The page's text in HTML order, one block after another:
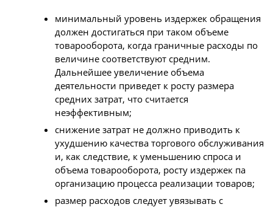
минимальный уровень издержек обращения
должен достигаться при таком объеме
товарооборота, когда граничные расходы по
величине соответствуют средним.
Дальнейшее увеличение объема
деятельности приведет к росту размера
средних затрат, что считается
неэффективным;
снижение затрат не должно приводить к
ухудшению качества торгового обслуживания
и, как следствие, к уменьшению спроса и
объема товарооборота, росту издержек па
организацию процесса реализации товаров;
размер расходов следует увязывать с